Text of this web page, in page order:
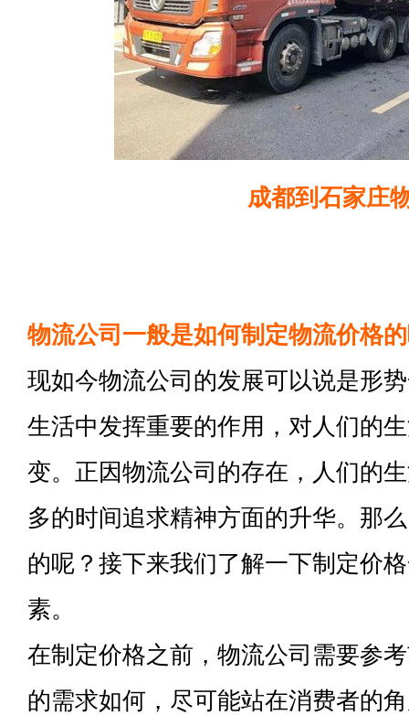
成都到石家庄
物流公司一般是如何制定物流价格
现如今物流公司的发展可以说是形
生活中发挥重要的作用，对人们的
变。正因物流公司的存在，人们的
多的时间追求精神方面的升华。那
的呢？接下来我们了解一下制定价
素。
在制定价格之前，物流公司需要参
的需求如何，尽可能站在消费者的